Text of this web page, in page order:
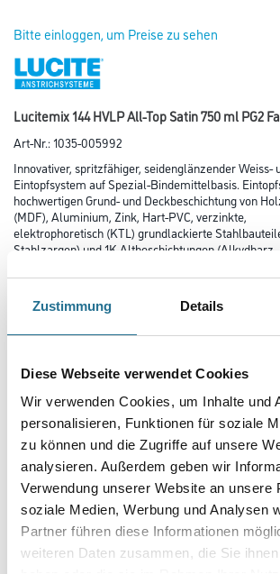
Zustimmung Details
Diese Webseite verwendet Cookies
Wir verwenden Cookies, um Inhalte und
personalisieren, Funktionen für soziale
zu können und die Zugriffe auf unsere
analysieren. Außerdem geben wir
Verwendung unserer Website an unsere
soziale Medien, Werbung und Analysen
Partner führen diese Informationen
weiteren Daten zusammen, die Sie
Bitte einloggen, um Preise zu sehen
Lucitemix 144 HVLP All-Top Satin 750 ml PG2
Art-Nr.:1035-005992
Innovativer, spritzfähiger, seidenglänzender Weiss-
Eintopfsystem auf Spezial-Bindemittelbasis.
hochwertigen Grund- und Deckbeschichtung von
(MDF), Aluminium, Zink, Hart-PVC, verzinkte,
elektrophoretisch (KTL) grundlackierte
Stahlzargen) und 1K-Altbeschichtungen (Alkydharz-
Niederdruckspritzverfahren), nach entsprechender
Farbtonbezeichnung
Glanzgrad
Gebinde